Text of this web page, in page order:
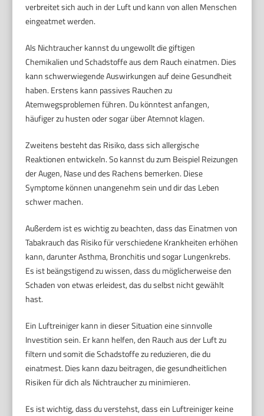
verbreitet sich auch in der Luft und kann von allen Menschen
eingeatmet werden.
Als Nichtraucher kannst du ungewollt die giftigen
Chemikalien und Schadstoffe aus dem Rauch einatmen. Dies
kann schwerwiegende Auswirkungen auf deine Gesundheit
haben. Erstens kann passives Rauchen zu
Atemwegsproblemen führen. Du könntest anfangen,
häufiger zu husten oder sogar über Atemnot klagen.
Zweitens besteht das Risiko, dass sich allergische
Reaktionen entwickeln. So kannst du zum Beispiel Reizungen
der Augen, Nase und des Rachens bemerken. Diese
Symptome können unangenehm sein und dir das Leben
schwer machen.
Außerdem ist es wichtig zu beachten, dass das Einatmen von
Tabakrauch das Risiko für verschiedene Krankheiten erhöhen
kann, darunter Asthma, Bronchitis und sogar Lungenkrebs.
Es ist beängstigend zu wissen, dass du möglicherweise den
Schaden von etwas erleidest, das du selbst nicht gewählt
hast.
Ein Luftreiniger kann in dieser Situation eine sinnvolle
Investition sein. Er kann helfen, den Rauch aus der Luft zu
filtern und somit die Schadstoffe zu reduzieren, die du
einatmest. Dies kann dazu beitragen, die gesundheitlichen
Risiken für dich als Nichtraucher zu minimieren.
Es ist wichtig, dass du verstehst, dass ein Luftreiniger keine